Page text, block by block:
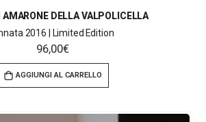
AMARONE DELLA VALPOLICELLA
2016 | Limited Edition
96,00€
AGGIUNGI AL CARRELLO